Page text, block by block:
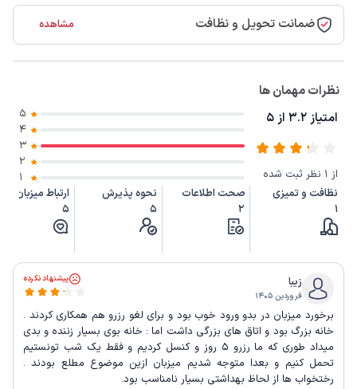
ضمانت تحویل و نظافت مشاهده
نظرات مهمان ها
امتیاز 3.2 از 5
از 1 نظر ثبت شده
5
4
3
2
1
نظافت و تمیزی
1
صحت اطلاعات
2
نحوه پذیرش
5
ارتباط میزبان
5
زیبا
فروردین ۱۴۰۵
پیشنهاد نکرده
برخورد میزبان در بدو ورود خوب بود و برای لغو رزرو هم همکاری کردند .
خانه بزرگ بود و اتاق های بزرگی داشت اما : خانه بوی بسیار زننده و بدی
میداد طوری که ما رزرو ۵ روز و کنسل کردیم و فقط یک شب تونستیم
تحمل کنیم و بعدا متوجه شدیم میزبان ازین موضوع مطلع بودند .
رختخواب ها از لحاظ بهداشتی بسیار نامناسب بود.